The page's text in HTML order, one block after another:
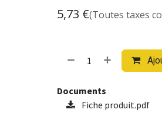
5,73 €(Toutes taxes
Documents
Fiche produit.pdf